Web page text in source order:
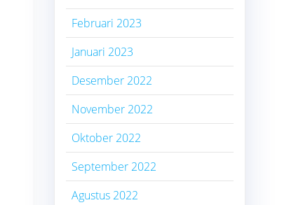
Februari 2023
Januari 2023
Desember 2022
November 2022
Oktober 2022
September 2022
Agustus 2022